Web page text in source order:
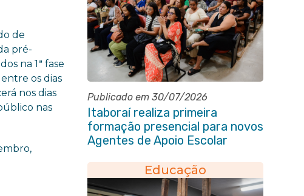
de
pré-
na 1ª fase
os dias
nos dias
nas
Publicado em 30/07/2026
Itaboraí realiza primeira
formação presencial para novos
Agentes de Apoio Escolar
Educação